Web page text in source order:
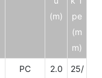
(m)
pe
(m
m)
PC 2.0
25/